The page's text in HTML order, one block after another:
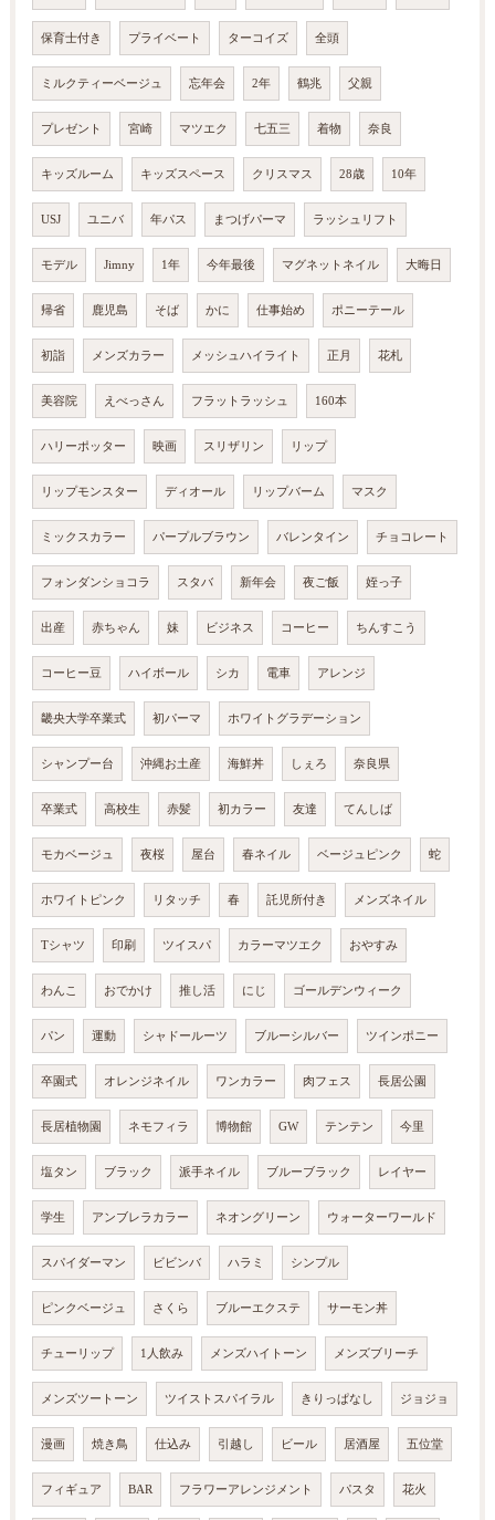
保育士付き プライベート ターコイズ 全頭
ミルクティーベージュ 忘年会 2年 鶴兆 父親
プレゼント 宮崎 マツエク 七五三 着物 奈良
キッズルーム キッズスペース クリスマス 28歳 10年
USJ ユニバ 年パス まつげパーマ ラッシュリフト
モデル Jimny 1年 今年最後 マグネットネイル 大晦日
帰省 鹿児島 そば かに 仕事始め ポニーテール
初詣 メンズカラー メッシュハイライト 正月 花札
美容院 えべっさん フラットラッシュ 160本
ハリーポッター 映画 スリザリン リップ
リップモンスター ディオール リップバーム マスク
ミックスカラー パープルブラウン バレンタイン チョコレート
フォンダンショコラ スタバ 新年会 夜ご飯 姪っ子
出産 赤ちゃん 妹 ビジネス コーヒー ちんすこう
コーヒー豆 ハイボール シカ 電車 アレンジ
畿央大学卒業式 初パーマ ホワイトグラデーション
シャンプー台 沖縄お土産 海鮮丼 しぇろ 奈良県
卒業式 高校生 赤髪 初カラー 友達 てんしば
モカベージュ 夜桜 屋台 春ネイル ベージュピンク 蛇
ホワイトピンク リタッチ 春 託児所付き メンズネイル
Tシャツ 印刷 ツイスパ カラーマツエク おやすみ
わんこ おでかけ 推し活 にじ ゴールデンウィーク
パン 運動 シャドールーツ ブルーシルバー ツインポニー
卒園式 オレンジネイル ワンカラー 肉フェス 長居公園
長居植物園 ネモフィラ 博物館 GW テンテン 今里
塩タン ブラック 派手ネイル ブルーブラック レイヤー
学生 アンブレラカラー ネオングリーン ウォーターワールド
スパイダーマン ビビンバ ハラミ シンプル
ピンクベージュ さくら ブルーエクステ サーモン丼
チューリップ 1人飲み メンズハイトーン メンズブリーチ
メンズツートーン ツイストスパイラル きりっぱなし ジョジョ
漫画 焼き鳥 仕込み 引越し ビール 居酒屋 五位堂
フィギュア BAR フラワーアレンジメント パスタ 花火